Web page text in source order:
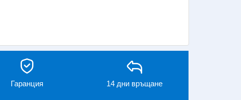
Гаранция 14 дни връщане